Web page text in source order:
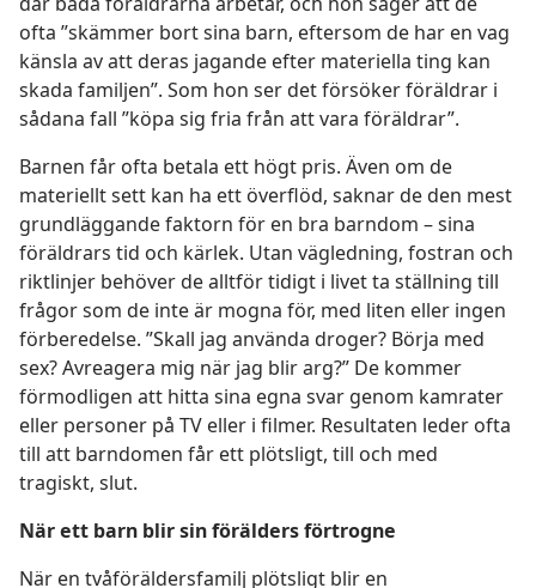
ofta ”skämmer bort sina barn, eftersom de har en vag
känsla av att deras jagande efter materiella ting kan
skada familjen”. Som hon ser det försöker föräldrar i
sådana fall ”köpa sig fria från att vara föräldrar”.
Barnen får ofta betala ett högt pris. Även om de
materiellt sett kan ha ett överflöd, saknar de den mest
grundläggande faktorn för en bra barndom – sina
föräldrars tid och kärlek. Utan vägledning, fostran och
riktlinjer behöver de alltför tidigt i livet ta ställning till
frågor som de inte är mogna för, med liten eller ingen
förberedelse. ”Skall jag använda droger? Börja med
sex? Avreagera mig när jag blir arg?” De kommer
förmodligen att hitta sina egna svar genom kamrater
eller personer på TV eller i filmer. Resultaten leder ofta
till att barndomen får ett plötsligt, till och med
tragiskt, slut.
När ett barn blir sin förälders förtrogne
När en tvåföräldersfamilj plötsligt blir en